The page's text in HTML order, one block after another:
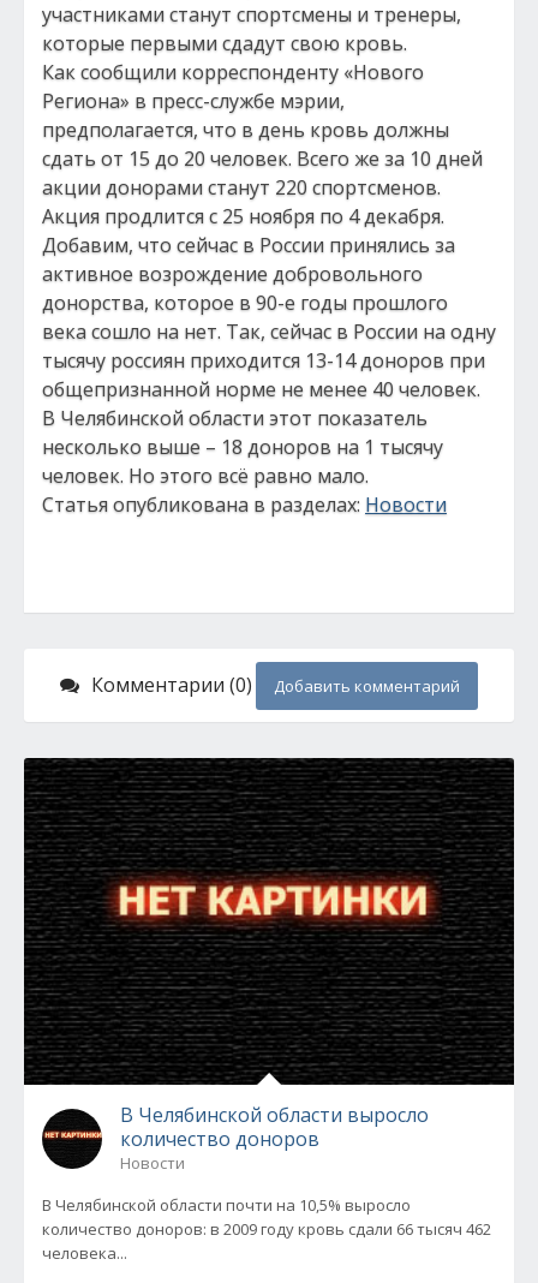
участниками станут спортсмены и тренеры,
которые первыми сдадут свою кровь.
Как сообщили корреспонденту «Нового
Региона» в пресс-службе мэрии,
предполагается, что в день кровь должны
сдать от 15 до 20 человек. Всего же за 10 дней
акции донорами станут 220 спортсменов.
Акция продлится с 25 ноября по 4 декабря.
Добавим, что сейчас в России принялись за
активное возрождение добровольного
донорства, которое в 90-е годы прошлого
века сошло на нет. Так, сейчас в России на одну
тысячу россиян приходится 13-14 доноров при
общепризнанной норме не менее 40 человек.
В Челябинской области этот показатель
несколько выше – 18 доноров на 1 тысячу
человек. Но этого всё равно мало.
Статья опубликована в разделах: Новости
Комментарии (0) Добавить комментарий
В Челябинской области выросло
количество доноров
Новости
В Челябинской области почти на 10,5% выросло
количество доноров: в 2009 году кровь сдали 66 тысяч 462
человека...